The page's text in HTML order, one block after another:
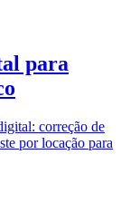
para
correção de
por locação para